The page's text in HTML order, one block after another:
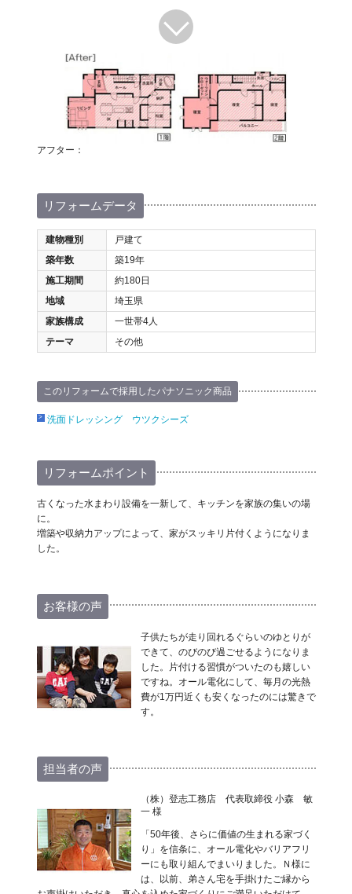
アフター：
リフォームデータ
建物種別
戸建て
築年数
築19年
施工期間
約180日
地域
埼玉県
家族構成
一世帯4人
テーマ
その他
このリフォームで採用したパナソニック商品
洗面ドレッシング ウツクシーズ
リフォームポイント
古くなった水まわり設備を一新して、キッチンを家族の集いの場
に。
増築や収納力アップによって、家がスッキリ片付くようになりま
した。
お客様の声
子供たちが走り回れるぐらいのゆとりが
できて、のびのび過ごせるようになりま
した。片付ける習慣がついたのも嬉しい
ですね。オール電化にして、毎月の光熱
費が1万円近くも安くなったのには驚きで
す。
担当者の声
（株）登志工務店 代表取締役 小森 敏
一 様
「50年後、さらに価値の生まれる家づく
り」を信条に、オール電化やバリアフリ
ーにも取り組んでまいりました。Ｎ様に
は、以前、弟さん宅を手掛けたご縁から